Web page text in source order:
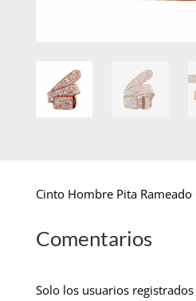
Cinto Hombre Pita
Comentarios
Solo los usuarios